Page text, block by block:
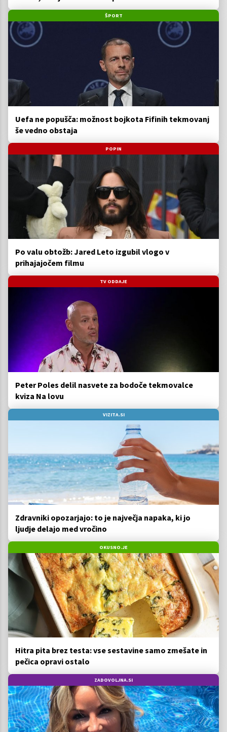
ŠPORT
Uefa ne popušča: možnost bojkota Fifinih tekmovanj
še vedno obstaja
POPIN
Po valu obtožb: Jared Leto izgubil vlogo v
prihajajočem filmu
TV ODDAJE
Peter Poles delil nasvete za bodoče tekmovalce
kviza Na lovu
VIZITA.SI
Zdravniki opozarjajo: to je največja napaka, ki jo
ljudje delajo med vročino
OKUSNO.JE
Hitra pita brez testa: vse sestavine samo zmešate in
pečica opravi ostalo
ZADOVOLJNA.SI